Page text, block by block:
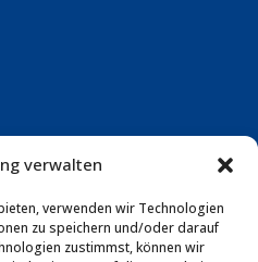
verwalten
verwenden wir Technologien
zu speichern und/oder darauf
zustimmst, können wir